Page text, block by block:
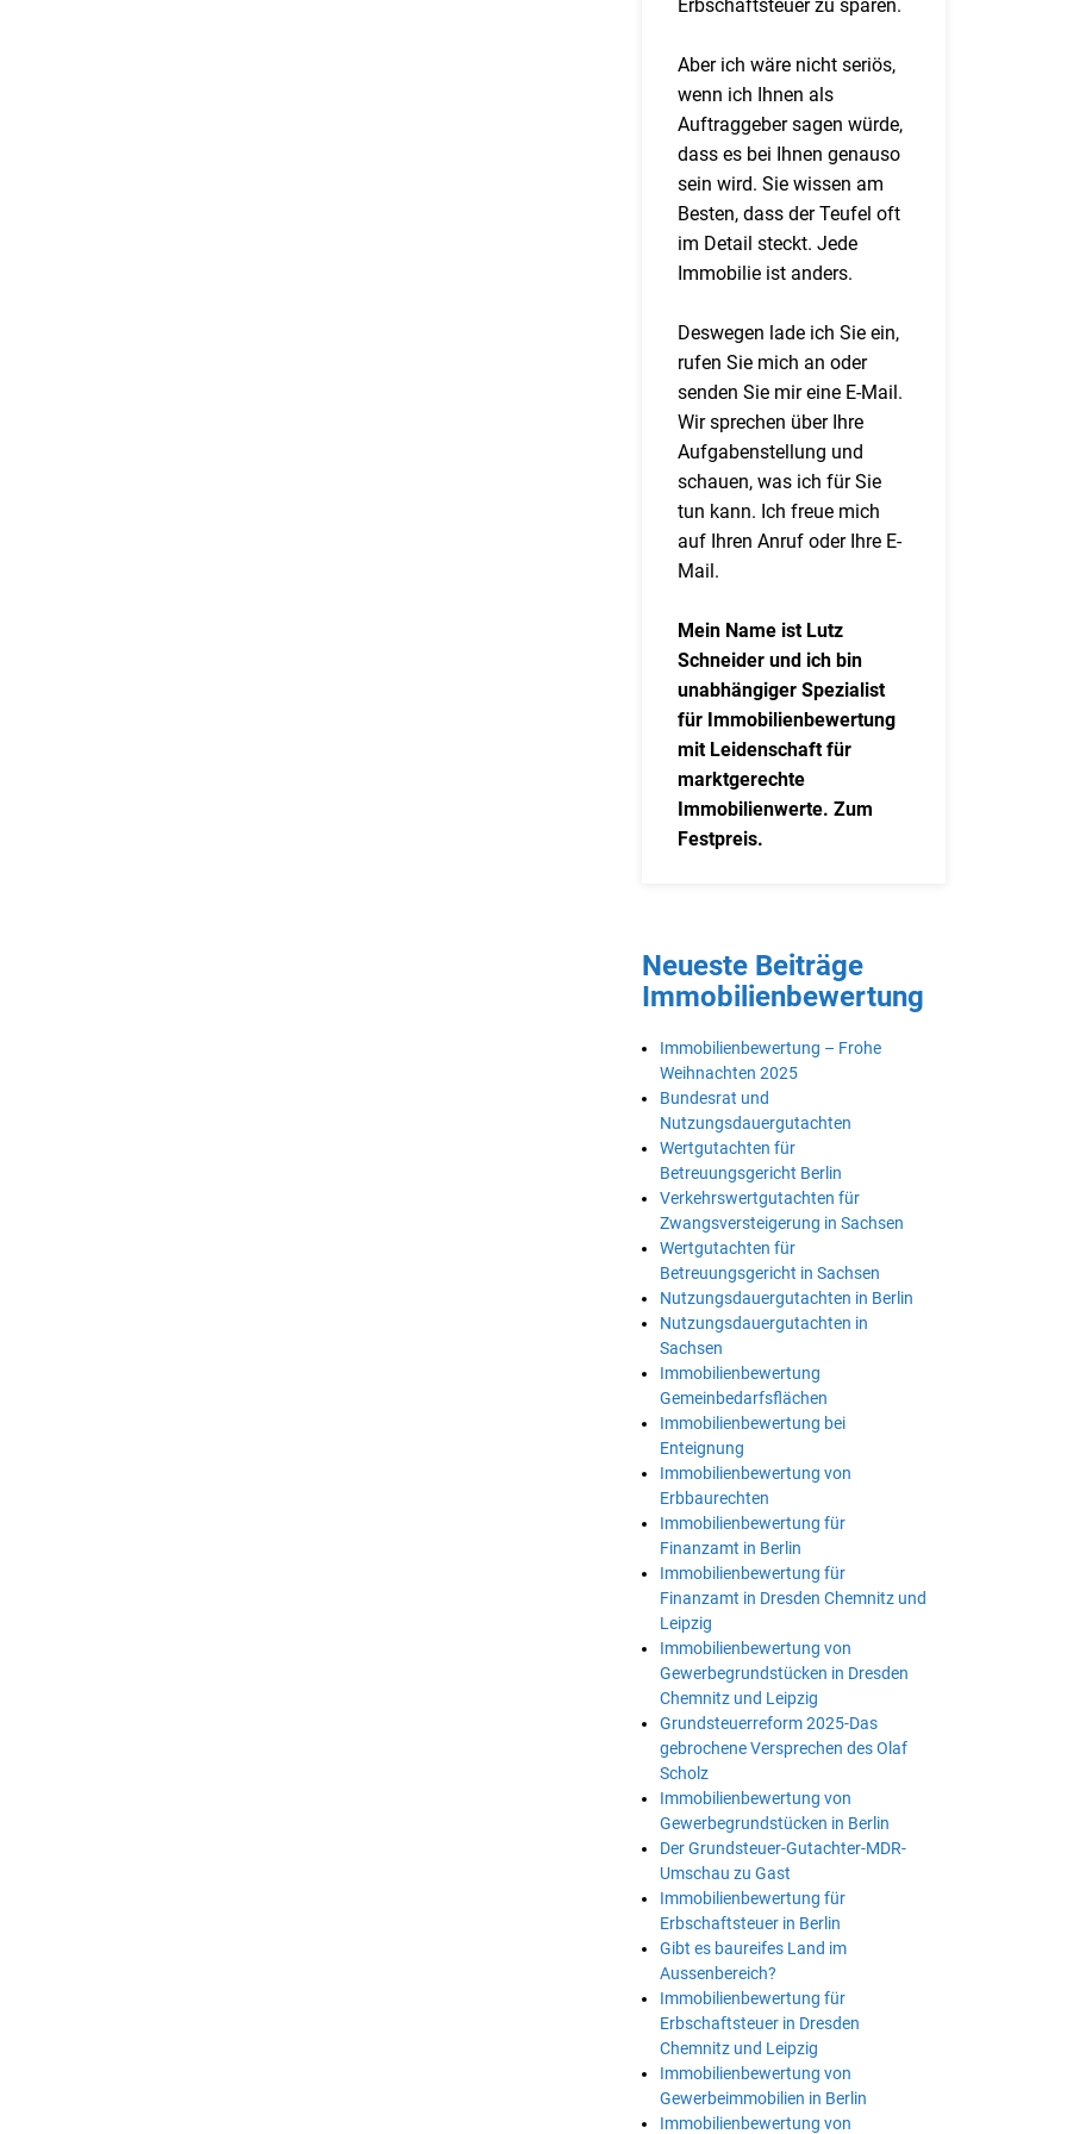
Erbschaftsteuer zu sparen.
Aber ich wäre nicht seriös,
wenn ich Ihnen als
Auftraggeber sagen würde,
dass es bei Ihnen genauso
sein wird. Sie wissen am
Besten, dass der Teufel oft
im Detail steckt. Jede
Immobilie ist anders.
Deswegen lade ich Sie ein,
rufen Sie mich an oder
senden Sie mir eine E-Mail.
Wir sprechen über Ihre
Aufgabenstellung und
schauen, was ich für Sie
tun kann. Ich freue mich
auf Ihren Anruf oder Ihre E-
Mail.
Mein Name ist Lutz
Schneider und ich bin
unabhängiger Spezialist
für Immobilienbewertung
mit Leidenschaft für
marktgerechte
Immobilienwerte. Zum
Festpreis.
Neueste Beiträge
Immobilienbewertung
Immobilienbewertung – Frohe
Weihnachten 2025
Bundesrat und
Nutzungsdauergutachten
Wertgutachten für
Betreuungsgericht Berlin
Verkehrswertgutachten für
Zwangsversteigerung in Sachsen
Wertgutachten für
Betreuungsgericht in Sachsen
Nutzungsdauergutachten in Berlin
Nutzungsdauergutachten in
Sachsen
Immobilienbewertung
Gemeinbedarfsflächen
Immobilienbewertung bei
Enteignung
Immobilienbewertung von
Erbbaurechten
Immobilienbewertung für
Finanzamt in Berlin
Immobilienbewertung für
Finanzamt in Dresden Chemnitz und
Leipzig
Immobilienbewertung von
Gewerbegrundstücken in Dresden
Chemnitz und Leipzig
Grundsteuerreform 2025-Das
gebrochene Versprechen des Olaf
Scholz
Immobilienbewertung von
Gewerbegrundstücken in Berlin
Der Grundsteuer-Gutachter-MDR-
Umschau zu Gast
Immobilienbewertung für
Erbschaftsteuer in Berlin
Gibt es baureifes Land im
Aussenbereich?
Immobilienbewertung für
Erbschaftsteuer in Dresden
Chemnitz und Leipzig
Immobilienbewertung von
Gewerbeimmobilien in Berlin
Immobilienbewertung von